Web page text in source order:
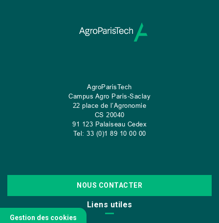
AgroParisTech
Campus Agro Paris-Saclay
22 place de l’Agronomie
CS 20040
91 123 Palaiseau Cedex
Tel: 33 (0)1 89 10 00 00
NOUS CONTACTER
Liens utiles
Gestion des cookies